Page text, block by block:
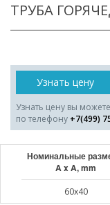
ТРУБА
Узнать цену
Узнать цену вы
по телефону +7(499)
Номинальные
A x A, mm
60x40